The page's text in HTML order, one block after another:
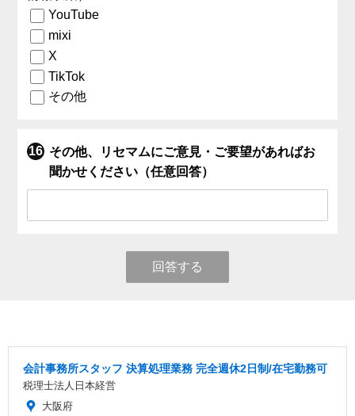
YouTube
mixi
X
TikTok
その他
その他、リセマムにご意見・ご要望があればお
聞かせください（任意回答）
回答する
会計事務所スタッフ 決算処理業務 完全週休2日制/在宅勤務可
税理士法人日本経営
大阪府